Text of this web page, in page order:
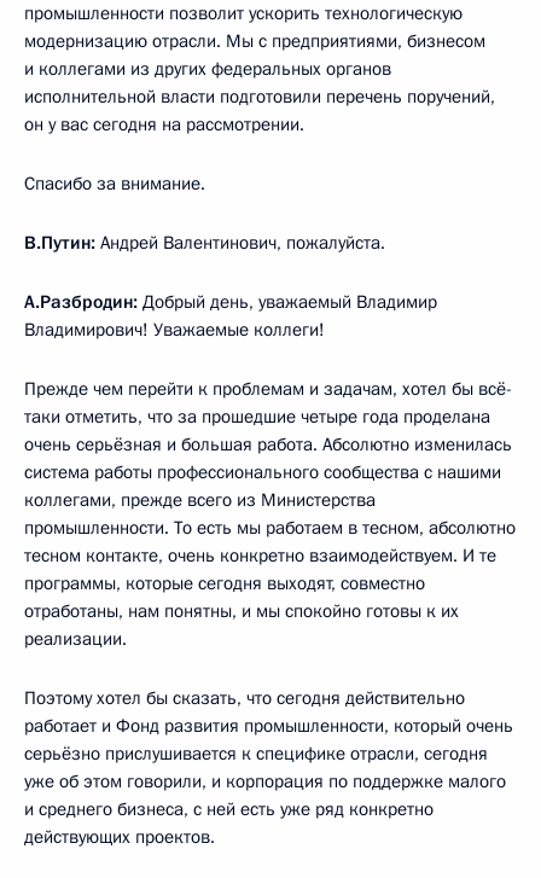
промышленности позволит ускорить технологическую
модернизацию отрасли. Мы с предприятиями, бизнесом
и коллегами из других федеральных органов
исполнительной власти подготовили перечень поручений,
он у вас сегодня на рассмотрении.
Спасибо за внимание.
В.Путин: Андрей Валентинович, пожалуйста.
А.Разбродин: Добрый день, уважаемый Владимир
Владимирович! Уважаемые коллеги!
Прежде чем перейти к проблемам и задачам, хотел бы всё-
таки отметить, что за прошедшие четыре года проделана
очень серьёзная и большая работа. Абсолютно изменилась
система работы профессионального сообщества с нашими
коллегами, прежде всего из Министерства
промышленности. То есть мы работаем в тесном, абсолютно
тесном контакте, очень конкретно взаимодействуем. И те
программы, которые сегодня выходят, совместно
отработаны, нам понятны, и мы спокойно готовы к их
реализации.
Поэтому хотел бы сказать, что сегодня действительно
работает и Фонд развития промышленности, который очень
серьёзно прислушивается к специфике отрасли, сегодня
уже об этом говорили, и корпорация по поддержке малого
и среднего бизнеса, с ней есть уже ряд конкретно
действующих проектов.